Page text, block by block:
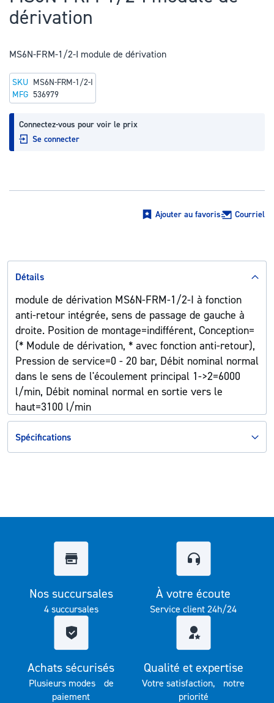
début
la
d’images
dérivation
MS6N-FRM-1/2-I module de dérivation
Connectez-vous pour voir le prix
Se connecter
SKU MS6N-FRM-1/2-I
MFG 536979
Ajouter au favoris Courriel
Détails
module de dérivation MS6N-FRM-1/2-I à fonction
anti-retour intégrée, sens de passage de gauche à
droite. Position de montage=indifférent, Conception=
(* Module de dérivation, * avec fonction anti-retour),
Pression de service=0 - 20 bar, Débit nominal normal
dans le sens de l'écoulement principal 1->2=6000
l/min, Débit nominal normal en sortie vers le
haut=3100 l/min
Spécifications
Nos succursales
4 succursales
À votre écoute
Service client 24h/24
Achats sécurisés
Plusieurs modes de
paiement
Qualité et expertise
Votre satisfaction, notre
priorité